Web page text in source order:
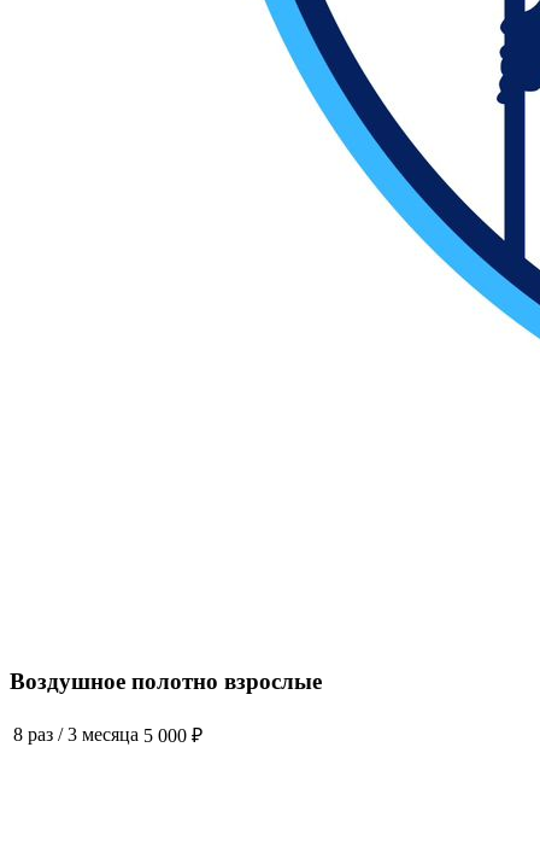
Воздушное полотно взрослые
8 раз /3 месяца 5 000 ₽